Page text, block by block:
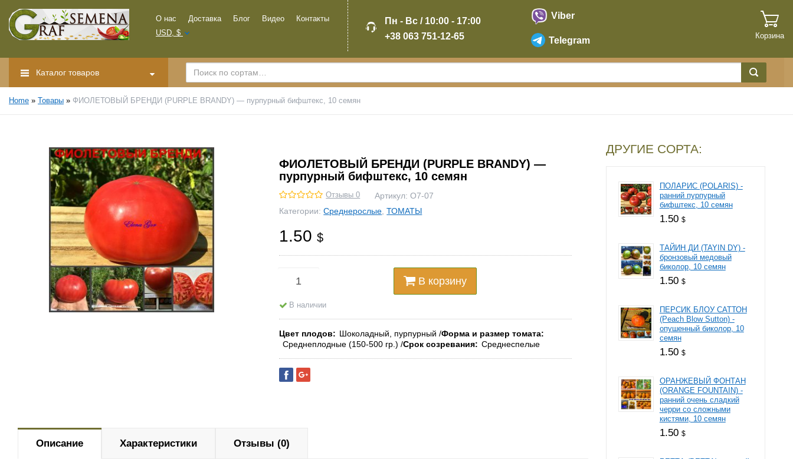
О нас Доставка Блог Видео
Контакты
USD, $
Пн - Вс / 10:00 - 17:00
+38 063 751-12-65
Viber
Telegram Корзина
Каталог товаров
Home » Товары » ФИОЛЕТОВЫЙ БРЕНДИ (PURPLE BRANDY) — пурпурный бифштекс, 10 семян
ФИОЛЕТОВЫЙ БРЕНДИ (PURPLE BRANDY) —
пурпурный бифштекс, 10 семян
Отзывы 0 Артикул:О7-07
Категории:Среднерослые ,ТОМАТЫ
1.50$
В корзину
В наличии
Цвет плодов Шоколадный, пурпурный Форма и размер томата
Среднеплодные (150-500 гр.) Срок созревания Среднеспелые
Описание Характеристики Отзывы (0)
ДРУГИЕ СОРТА:
ПОЛАРИС (POLARIS) -
ранний пурпурный
бифштекс, 10 семян
1.50 $
ТАЙИН ДИ (TAYIN DY) -
бронзовый медовый
биколор, 10 семян
1.50 $
ПЕРСИК БЛОУ САТТОН
(Peach Blow Sutton) -
опушенный биколор, 10
семян
1.50 $
ОРАНЖЕВЫЙ ФОНТАН
(ORANGE FOUNTAIN) -
ранний очень сладкий
черри со сложными
кистями, 10 семян
1.50 $